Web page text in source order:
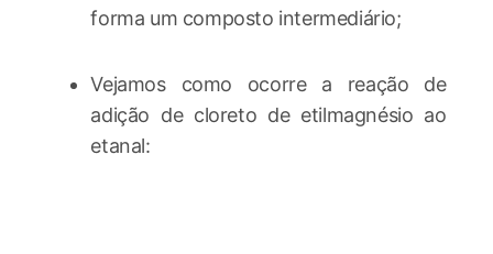
forma um composto intermediário;
Vejamos como ocorre a reação de
adição de cloreto de etilmagnésio ao
etanal: